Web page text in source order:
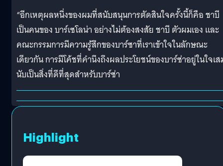
“อีกเหตุผลหนึ่งของผมที่สนับสนุนการตัดสินใจครั้งนี้ก็คือ ชาบี
เป็นคนของ บาร์เซโลน่า อย่างไม่ต้องสงสัย ชาบี ตัวผมเอง และ
คณะกรรมการมีความรู้สึกของบาร์ซาที่เราเข้าใจในลักษณะ
เดียวกัน การมีโค้ชที่คำนึงถึงผลประโยชน์ของบาร์ซ่าอยู่ในใจเ
นับเป็นสิ่งที่ดีที่สุดสำหรับบาร์ซ่า
Highlight